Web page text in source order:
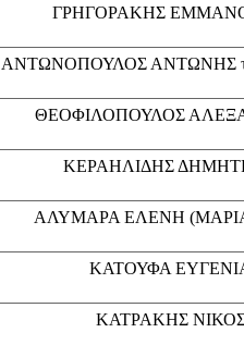
ΓΡΗΓΟΡΑΚΗΣ
ΑΝΤΩΝΟΠΟΥΛΟΣ ΑΝΤΩΝΗΣ
ΘΕΟΦΙΛΟΠΟΥΛΟΣ
ΚΕΡΑΗΛΙΔΗΣ
ΑΛΥΜΑΡΑ ΕΛΕΝΗ
ΚΑΤΟΥΦΑ
ΚΑΤΡΑΚΗΣ